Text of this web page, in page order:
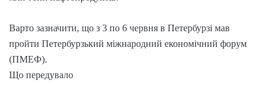
Варто зазначити, що з 3 по 6 червня в Петербурзі мав
пройти Петербурзький міжнародний економічний форум
(ПМЕФ).
Що передувало